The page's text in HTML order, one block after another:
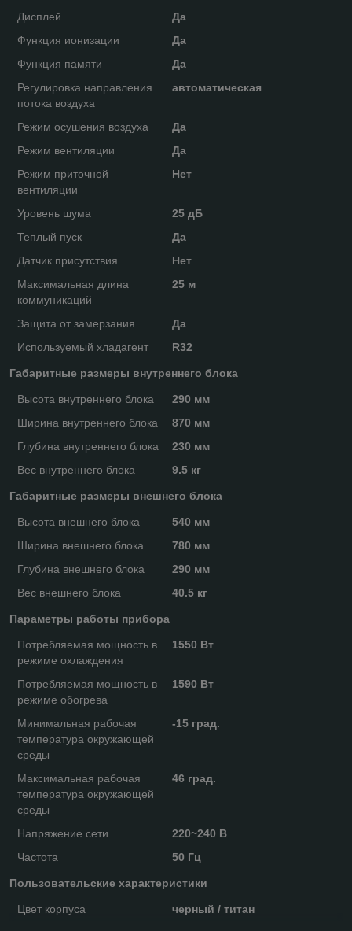
Дисплей
Да
Функция ионизации
Да
Функция памяти
Да
Регулировка направления
потока воздуха
автоматическая
Режим осушения воздуха
Да
Режим вентиляции
Да
Режим приточной
вентиляции
Нет
Уровень шума
25 дБ
Теплый пуск
Да
Датчик присутствия
Нет
Максимальная длина
коммуникаций
25 м
Защита от замерзания
Да
Используемый хладагент
R32
Габаритные размеры внутреннего блока
Высота внутреннего блока
290 мм
Ширина внутреннего блока
870 мм
Глубина внутреннего блока
230 мм
Вес внутреннего блока
9.5 кг
Габаритные размеры внешнего блока
Высота внешнего блока
540 мм
Ширина внешнего блока
780 мм
Глубина внешнего блока
290 мм
Вес внешнего блока
40.5 кг
Параметры работы прибора
Потребляемая мощность в
режиме охлаждения
1550 Вт
Потребляемая мощность в
режиме обогрева
1590 Вт
Минимальная рабочая
температура окружающей
среды
-15 град.
Максимальная рабочая
температура окружающей
среды
46 град.
Напряжение сети
220~240 В
Частота
50 Гц
Пользовательские характеристики
Цвет корпуса черный / титан